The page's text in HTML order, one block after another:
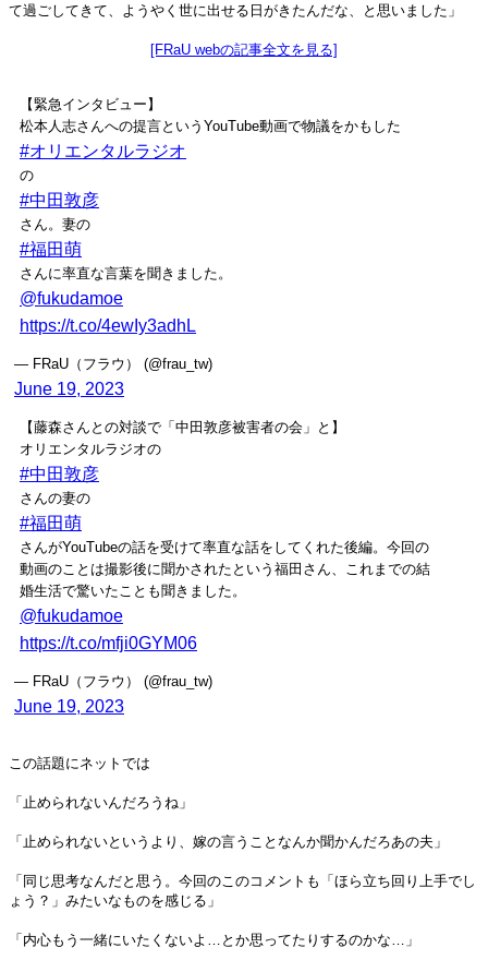
て過ごしてきて、ようやく世に出せる日がきたんだな、と思いました」
[FRaU webの記事全文を見る]
【緊急インタビュー】
松本人志さんへの提言というYouTube動画で物議をかもした
#オリエンタルラジオ
の
#中田敦彦
さん。妻の
#福田萌
さんに率直な言葉を聞きました。
@fukudamoe
https://t.co/4ewIy3adhL
— FRaU（フラウ） (@frau_tw)
June 19, 2023
【藤森さんとの対談で「中田敦彦被害者の会」と】
オリエンタルラジオの
#中田敦彦
さんの妻の
#福田萌
さんがYouTubeの話を受けて率直な話をしてくれた後編。今回の
動画のことは撮影後に聞かされたという福田さん、これまでの結
婚生活で驚いたことも聞きました。
@fukudamoe
https://t.co/mfji0GYM06
— FRaU（フラウ） (@frau_tw)
June 19, 2023
この話題にネットでは
「止められないんだろうね」
「止められないというより、嫁の言うことなんか聞かんだろあの夫」
「同じ思考なんだと思う。今回のこのコメントも「ほら立ち回り上手でし
ょう？」みたいなものを感じる」
「内心もう一緒にいたくないよ…とか思ってたりするのかな…」